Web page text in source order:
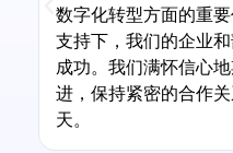
数字化转型方面的重
支持下，我们的企业
成功。我们满怀信心
进，保持紧密的合作
天。